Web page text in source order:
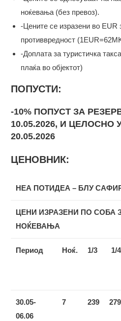
ноќевања (без превоз).
-Цените се изразени во EUR
противвредност
-Доплата за туристичка
плаќа во објектот)
ПОПУСТИ:
-10% ПОПУСТ ЗА
10.05.2026, И ЦЕЛОСНО
20.05.2026
ЦЕНОВНИК:
НЕА ПОТИДЕА – БЛУ
ЦЕНИ ИЗРАЗЕНИ ПО СОБА
НОЌЕВАЊА
Период Ноќ. 1/3 1/4
30.05-
06.06
7 239 279